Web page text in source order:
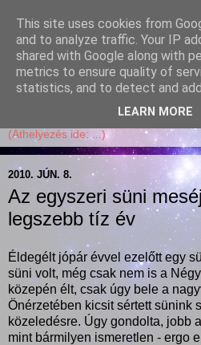
Garffyka
Szösszenetek a konyhámból, az
receptekkel, vidámsággal,
2010. JÚN. 8.
Az egyszeri süni
legszebb tíz év
Éldegélt jópár évvel ezelőtt egy
süni volt, még csak nem is a
közepén élt, csak úgy bele a
Önérzetében kicsit sértett sünink
közeledésre. Úgy gondolta, jobb
mint bármilyen ismeretlen - ergo
This site uses cookies from
and to analyze traffic. Your IP
shared with Google along with
metrics to ensure quality of
statistics, and to detect and
LEARN MORE